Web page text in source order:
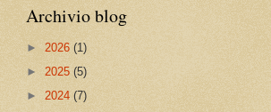
Archivio blog
► 2026 (1)
► 2025 (5)
► 2024 (7)